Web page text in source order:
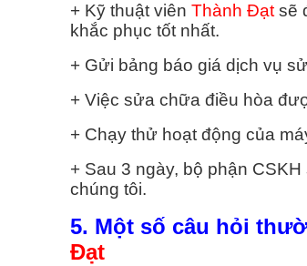
+ Kỹ thuật viên Thành Đạtsẽ
khắc phục tốt nhất.
+ Gửi bảng báo giá dịch vụ
+ Việc sửa chữa điều hòa
+ Chạy thử hoạt động của
+ Sau 3 ngày, bộ phận
chúng tôi.
5. Một số câu hỏi
Đạt